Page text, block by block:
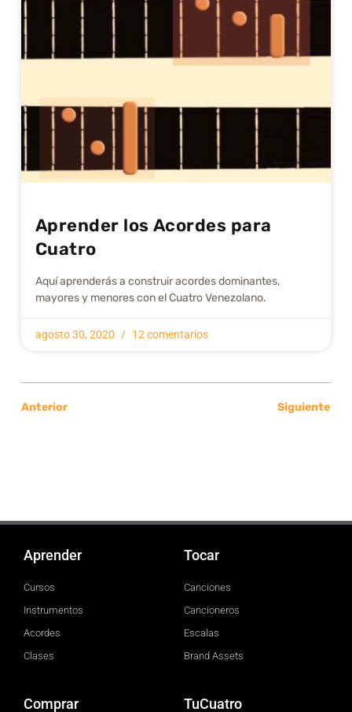
Aprender los Acordes para
Cuatro
Aquí aprenderás a construir acordes dominantes,
mayores y menores con el Cuatro Venezolano.
agosto 30, 2020 12 comentarios
Anterior Siguiente
Aprender
Cursos
Instrumentos
Acordes
Clases
Tocar
Canciones
Cancioneros
Escalas
Brand Assets
Comprar TuCuatro